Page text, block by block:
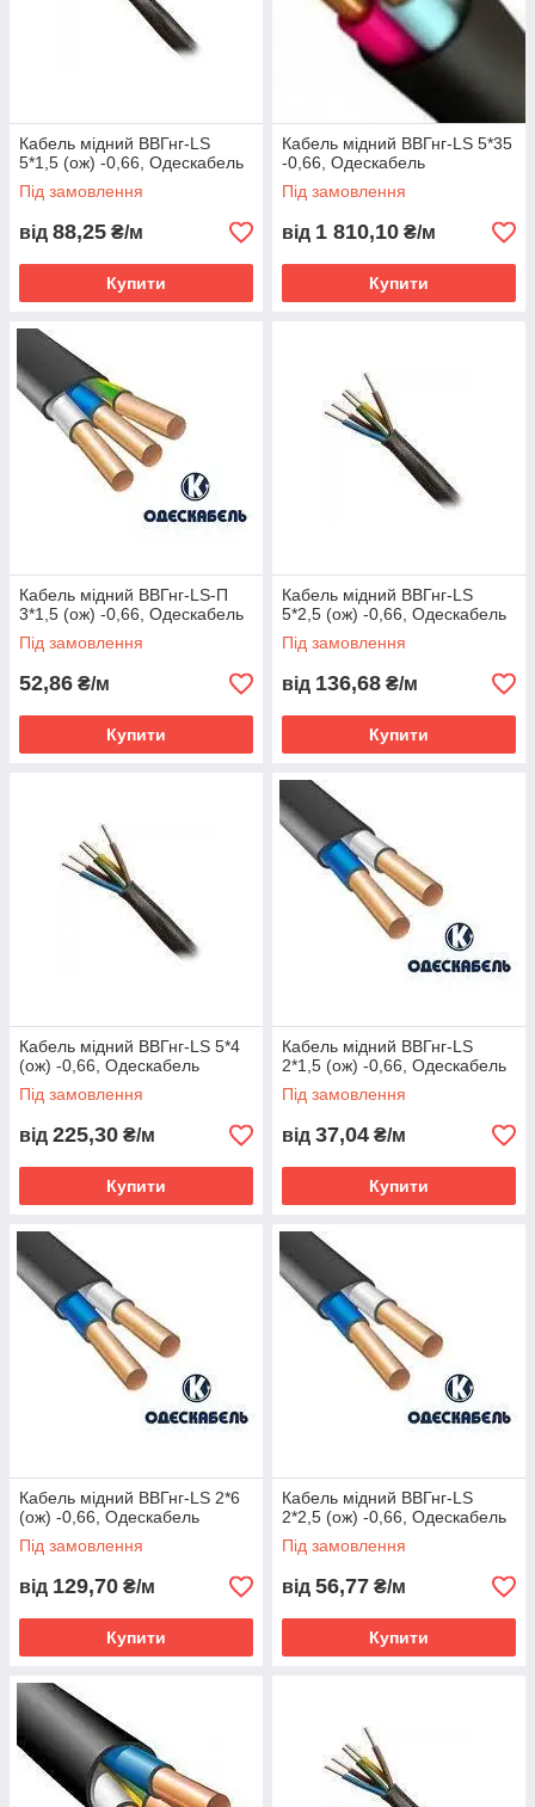
Кабель мідний ВВГнг-LS
5*1,5 (ож) -0,66, Одескабель
Під замовлення
від 88,25 ₴/м
Купити
Кабель мідний ВВГнг-LS 5*35
-0,66, Одескабель
Під замовлення
від 1 810,10 ₴/м
Купити
Кабель мідний ВВГнг-LS-П
3*1,5 (ож) -0,66, Одескабель
Під замовлення
52,86 ₴/м
Купити
Кабель мідний ВВГнг-LS
5*2,5 (ож) -0,66, Одескабель
Під замовлення
від 136,68 ₴/м
Купити
Кабель мідний ВВГнг-LS 5*4
(ож) -0,66, Одескабель
Під замовлення
від 225,30 ₴/м
Купити
Кабель мідний ВВГнг-LS
2*1,5 (ож) -0,66, Одескабель
Під замовлення
від 37,04 ₴/м
Купити
Кабель мідний ВВГнг-LS 2*6
(ож) -0,66, Одескабель
Під замовлення
від 129,70 ₴/м
Купити
Кабель мідний ВВГнг-LS
2*2,5 (ож) -0,66, Одескабель
Під замовлення
від 56,77 ₴/м
Купити